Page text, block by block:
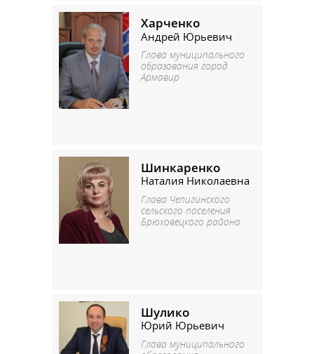
Харченко
Андрей Юрьевич
Глава муниципального
образования город
Армавир
Шинкаренко
Наталия Николаевна
Глава Чепигинского
сельского поселения
Брюховецкого района
Шулико
Юрий Юрьевич
Глава муниципального